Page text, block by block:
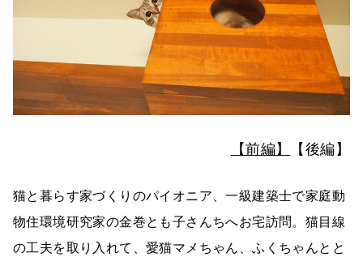
【前編】 【後編】
猫と暮らす家づくりのパイオニア、一級建築士で家庭動
物住環境研究家の金巻とも子さんちへお宅訪問。猫目線
の工夫を取り入れて、愛猫マメちゃん、ふくちゃんとと